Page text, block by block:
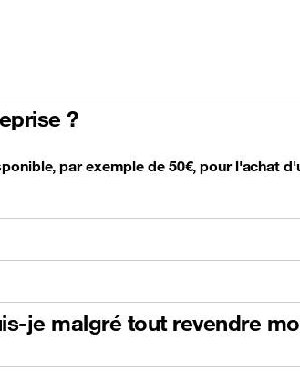
?
par exemple de 50€, pour l'achat
je malgré tout revendre